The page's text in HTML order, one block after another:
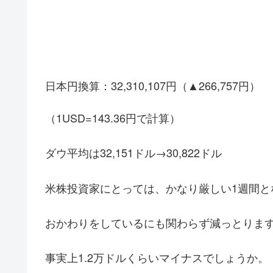
日本円換算：32,310,107円（▲266,757円）
（1USD=143.36円で計算）
ダウ平均は32,151ドル→30,822ドル
米株投資家にとっては、かなり厳しい1週間と
おかわりをしているにも関わらず減っとります
事実上1.2万ドルくらいマイナスでしょうか。